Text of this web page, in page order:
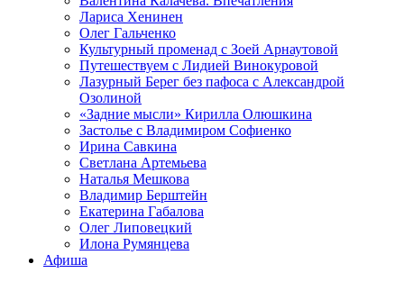
Лариса Хенинен
Олег Гальченко
Культурный променад с Зоей Арнаутовой
Путешествуем с Лидией Винокуровой
Лазурный Берег без пафоса с Александрой
Озолиной
«Задние мысли» Кирилла Олюшкина
Застолье с Владимиром Софиенко
Ирина Савкина
Светлана Артемьева
Наталья Мешкова
Владимир Берштейн
Екатерина Габалова
Олег Липовецкий
Илона Румянцева
Афиша